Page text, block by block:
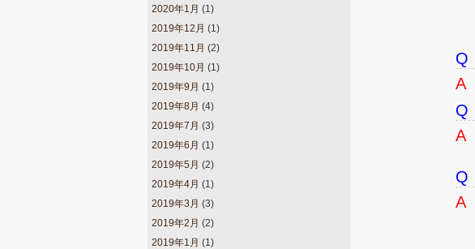
2020年1月 (1)
2019年12月 (1)
2019年11月 (2)
2019年10月 (1)
2019年9月 (1)
2019年8月 (4)
2019年7月 (3)
2019年6月 (1)
2019年5月 (2)
2019年4月 (1)
2019年3月 (3)
2019年2月 (2)
2019年1月 (1)